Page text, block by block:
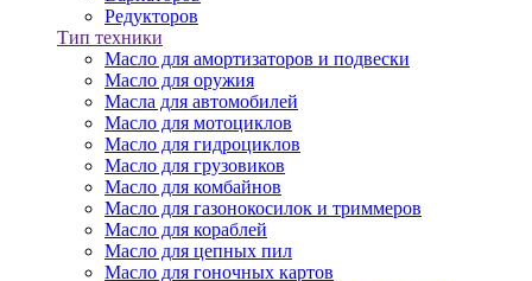
Редукторов
Тип техники
Масло для амортизаторов и подвески
Масло для оружия
Масла для автомобилей
Масло для мотоциклов
Масло для гидроциклов
Масло для грузовиков
Масло для комбайнов
Масло для газонокосилок и триммеров
Масло для кораблей
Масло для цепных пил
Масло для гоночных картов